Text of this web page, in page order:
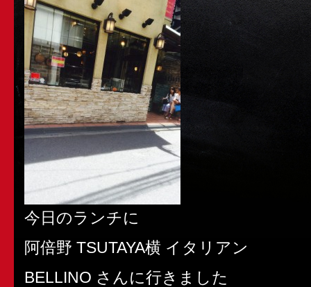
今日のランチに
阿倍野 TSUTAYA横 イタリアン
BELLINO さんに行きました